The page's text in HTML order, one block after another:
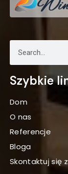
Szybkie
Dom
O nas
Referencje
Bloga
Skontaktuj się